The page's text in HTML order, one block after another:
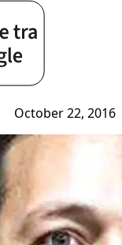
October 22, 2016